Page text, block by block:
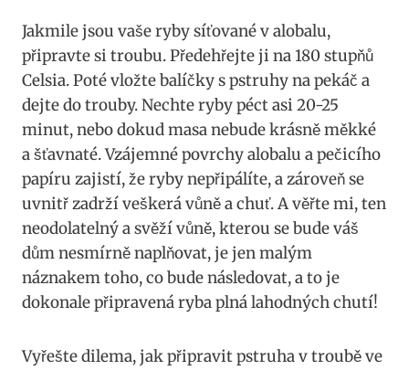
Jakmile jsou vaše ​ryby⁣ síťované ⁢v ‌alobalu,
připravte si⁤ troubu.‍ Předehřejte ji ‌na ​180 stupňů
Celsia. Poté vložte balíčky s pstruhy na ‍pekáč⁢ a
dejte ​do​ trouby. Nechte ryby péct asi 20-25
minut, ​nebo dokud masa nebude krásně měkké
a šťavnaté. Vzájemné povrchy alobalu ‌a pečicího
papíru zajistí, že ryby nepřipálíte, a zároveň se
uvnitř ⁢zadrží veškerá vůně a chuť. A věřte ‌mi, ten
neodolatelný a⁤ svěží ⁣vůně,‌ kterou se⁣ bude váš
dům nesmírně naplňovat, je jen malým
náznakem toho, co bude ⁢následovat, a to je
dokonale připravená ryba​ plná lahodných chutí!
Vyřešte⁤ dilema, jak připravit pstruha v troubě ve